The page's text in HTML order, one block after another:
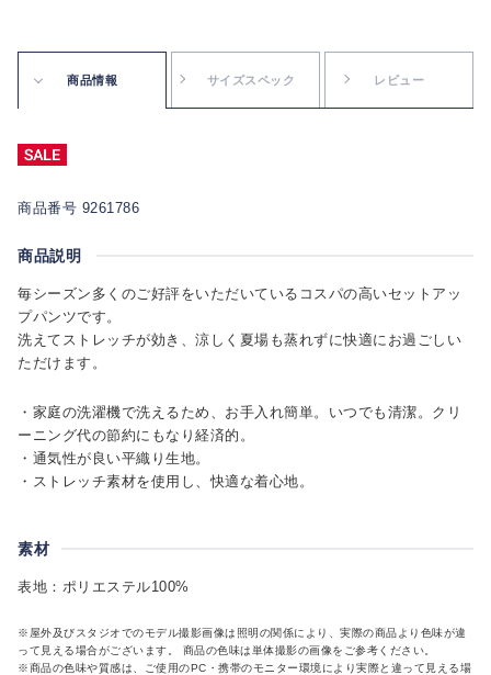
商品情報 サイズスペック レビュー
商品番号 9261786
商品説明
毎シーズン多くのご好評をいただいているコスパの高いセットアッ
プパンツです。
洗えてストレッチが効き、涼しく夏場も蒸れずに快適にお過ごしい
ただけます。
・家庭の洗濯機で洗えるため、お手入れ簡単。いつでも清潔。クリ
ーニング代の節約にもなり経済的。
・通気性が良い平織り生地。
・ストレッチ素材を使用し、快適な着心地。
素材
表地：ポリエステル100%
※屋外及びスタジオでのモデル撮影画像は照明の関係により、実際の商品より色味が違
って見える場合がございます。 商品の色味は単体撮影の画像をご参考ください。
※商品の色味や質感は、ご使用のPC・携帯のモニター環境により実際と違って見える場